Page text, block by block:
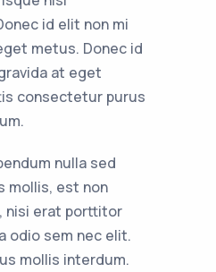
id elit non mi
metus. Donec id
at eget
consectetur purus
nulla sed
mollis, est non
nisi erat porttitor
odio sem nec elit.
mollis interdum.